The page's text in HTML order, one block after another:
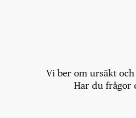
Vi ber om ursäkt
Har du frågor